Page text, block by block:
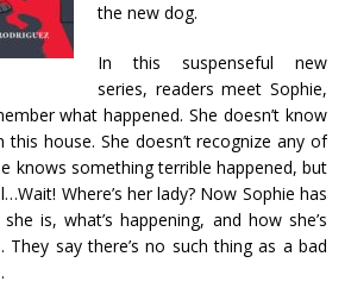
the new dog.
In this suspenseful new
series, readers meet Sophie,
what happened. She doesn’t know
house. She doesn’t recognize any of
knows something terrible happened, but
Where’s her lady? Now Sophie has
is, what’s happening, and how she’s
They say there’s no such thing as a bad